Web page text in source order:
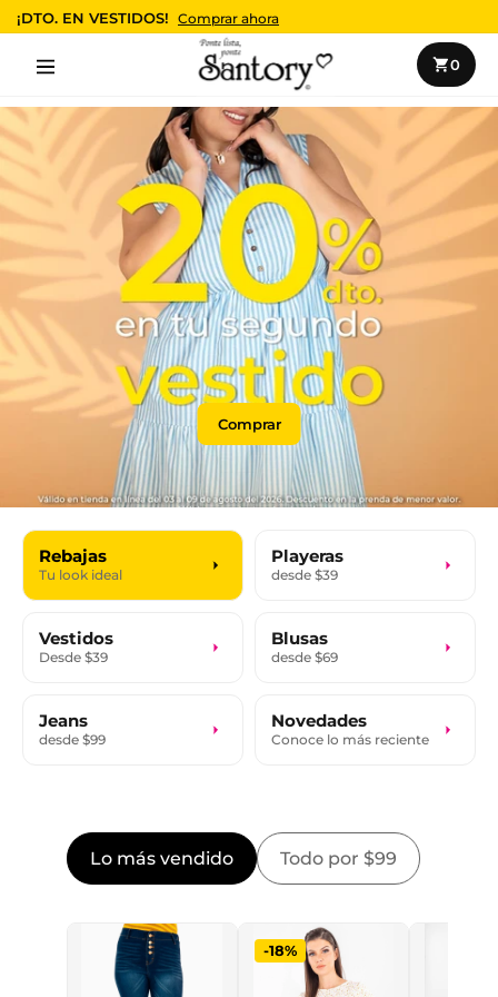
¡DTO. EN VESTIDOS! Comprar ahora
Envío $99 · Gratis desde $499 · Cambios fáciles · Pago seguro
Navigation 0
Comprar
Rebajas
Tu look ideal
Playeras
desde $39
Vestidos
Desde $39
Blusas
desde $69
Jeans
desde $99
Novedades
Conoce lo más reciente
Lo más vendido Todo por $99
-18%